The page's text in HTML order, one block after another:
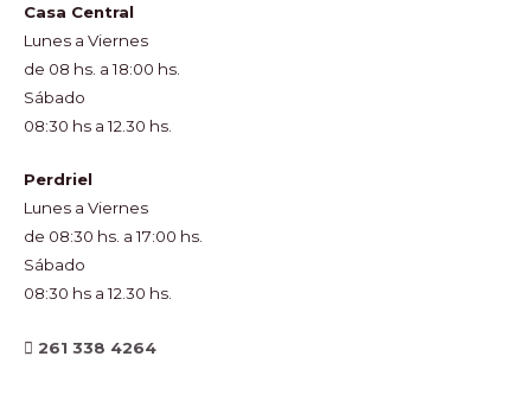
Casa Central
Lunes a Viernes
de 08 hs. a 18:00 hs.
Sábado
08:30 hs a 12.30 hs.
Perdriel
Lunes a Viernes
de 08:30 hs. a 17:00 hs.
Sábado
08:30 hs a 12.30 hs.
261 338 4264